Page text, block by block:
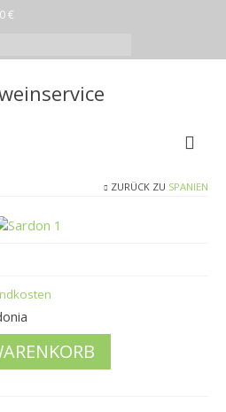
€
ZURÜCK ZU SPANIEN